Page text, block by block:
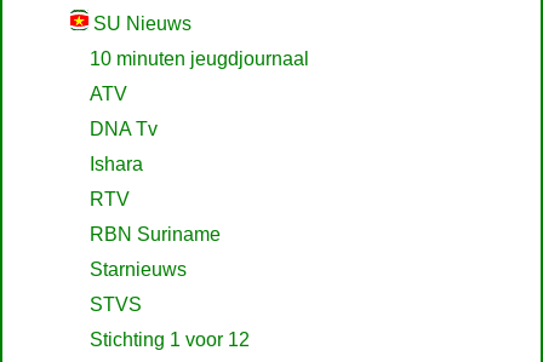
SU Nieuws
10 minuten jeugdjournaal
ATV
DNA Tv
Ishara
RTV
RBN Suriname
Starnieuws
STVS
Stichting 1 voor 12